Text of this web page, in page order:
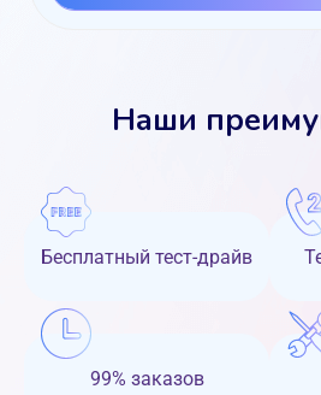
Наши
Бесплатный тест-драйв
99% заказов